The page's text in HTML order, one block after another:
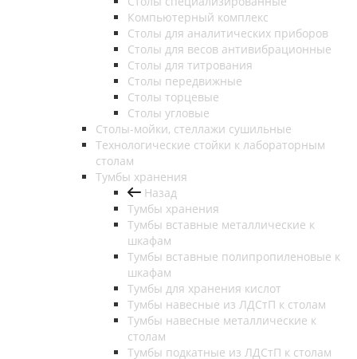
Компьютерный комплекс
Столы для аналитических приборов
Столы для весов антивибрационные
Столы для титрования
Столы передвижные
Столы торцевые
Столы угловые
Столы-мойки, стеллажи сушильные
Технологические стойки к лабораторным
столам
Тумбы хранения
Назад
Тумбы хранения
Тумбы вставные металлические к
шкафам
Тумбы вставные полипропиленовые к
шкафам
Тумбы для хранения кислот
Тумбы навесные из ЛДСтП к столам
Тумбы навесные металлические к
столам
Тумбы подкатные из ЛДСтП к столам